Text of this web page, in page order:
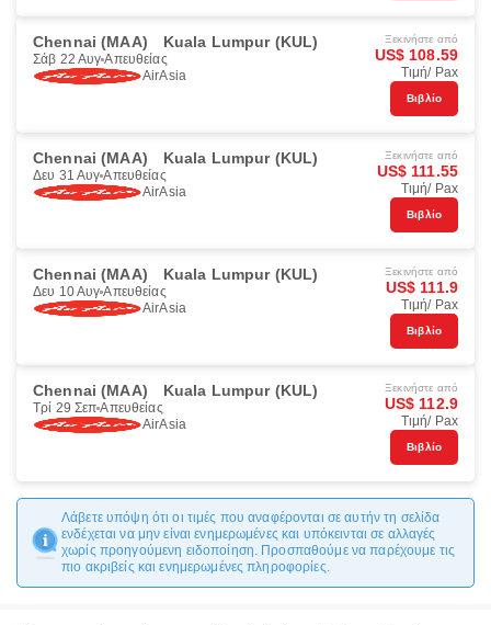
Chennai (MAA) Kuala Lumpur (KUL)
Σάβ 22 Αυγ Απευθείας
AirAsia
Ξεκινήστε από
US$ 108.59
Τιμή/ Pax
Βιβλίο
Chennai (MAA) Kuala Lumpur (KUL)
Δευ 31 Αυγ Απευθείας
AirAsia
Ξεκινήστε από
US$ 111.55
Τιμή/ Pax
Βιβλίο
Chennai (MAA) Kuala Lumpur (KUL)
Δευ 10 Αυγ Απευθείας
AirAsia
Ξεκινήστε από
US$ 111.9
Τιμή/ Pax
Βιβλίο
Chennai (MAA) Kuala Lumpur (KUL)
Τρί 29 Σεπ Απευθείας
AirAsia
Ξεκινήστε από
US$ 112.9
Τιμή/ Pax
Βιβλίο
Λάβετε υπόψη ότι οι τιμές που αναφέρονται σε αυτήν τη σελίδα
ενδέχεται να μην είναι ενημερωμένες και υπόκεινται σε αλλαγές
χωρίς προηγούμενη ειδοποίηση. Προσπαθούμε να παρέχουμε τις
πιο ακριβείς και ενημερωμένες πληροφορίες.